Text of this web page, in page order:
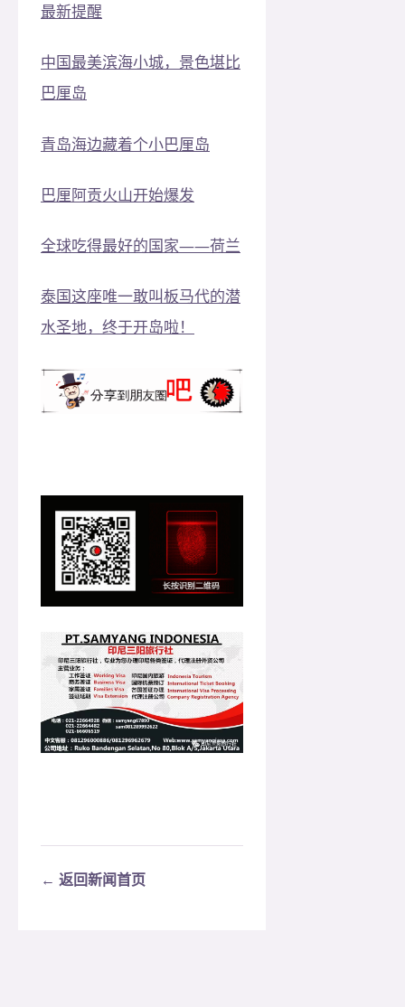
最新提醒
中国最美滨海小城，景色堪比
巴厘岛
青岛海边藏着个小巴厘岛
巴厘阿贡火山开始爆发
全球吃得最好的国家——荷兰
泰国这座唯一敢叫板马代的潜
水圣地，终于开岛啦！
← 返回新闻首页